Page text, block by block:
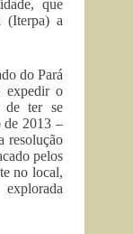
que
(Iterpa) a
do Pará
expedir o
de ter se
de 2013 –
resolução
pelos
no local,